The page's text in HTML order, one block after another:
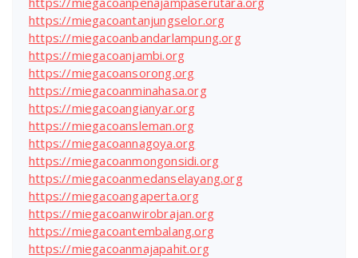
https://miegacoantanjungselor.org
https://miegacoanbandarlampung.org
https://miegacoanjambi.org
https://miegacoansorong.org
https://miegacoanminahasa.org
https://miegacoangianyar.org
https://miegacoansleman.org
https://miegacoannagoya.org
https://miegacoanmongonsidi.org
https://miegacoanmedanselayang.org
https://miegacoangaperta.org
https://miegacoanwirobrajan.org
https://miegacoantembalang.org
https://miegacoanmajapahit.org